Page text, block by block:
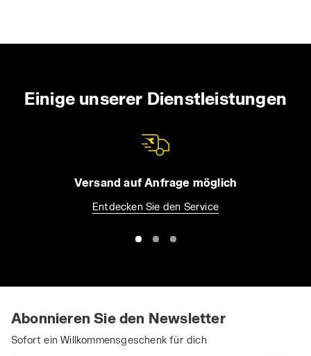
Einige unserer Dienstleistungen
Versand auf Anfrage möglich
Entdecken Sie den Service
Abonnieren Sie den Newsletter
Sofort ein Willkommensgeschenk für dich